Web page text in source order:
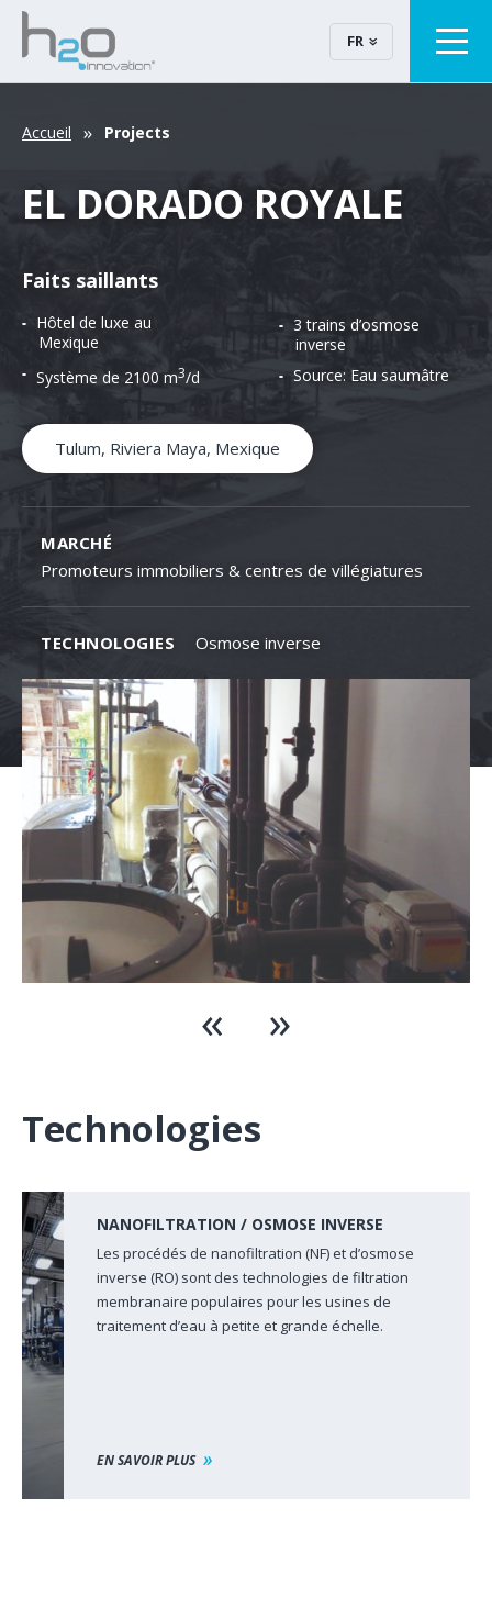
FR
Accueil Projects
EL DORADO ROYALE
Faits saillants
Hôtel de luxe au
Mexique
Système de 2100 m3/d
3 trains d’osmose
inverse
Source: Eau saumâtre
Tulum, Riviera Maya, Mexique
MARCHÉ
Promoteurs immobiliers & centres de villégiatures
TECHNOLOGIES Osmose inverse
Technologies
NANOFILTRATION / OSMOSE INVERSE
Les procédés de nanofiltration (NF) et d’osmose
inverse (RO) sont des technologies de filtration
membranaire populaires pour les usines de
traitement d’eau à petite et grande échelle.
EN SAVOIR PLUS